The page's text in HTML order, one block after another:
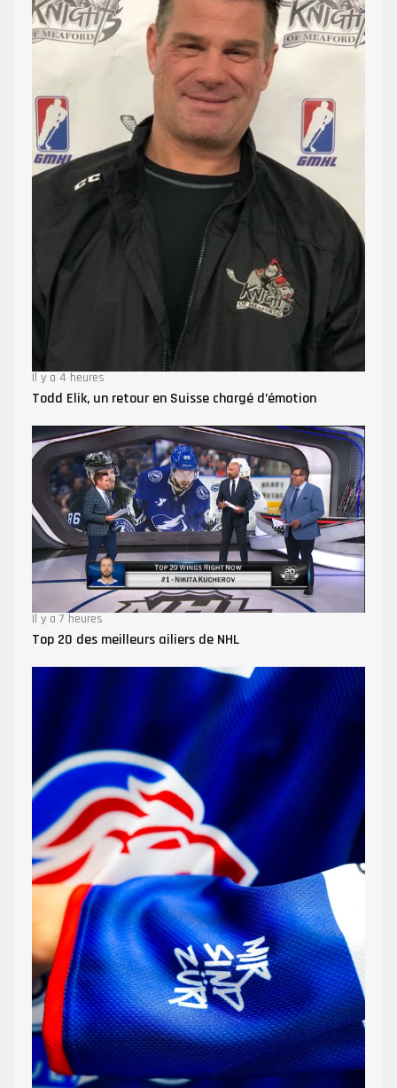
Il y a 4 heures
Todd Elik, un retour en Suisse chargé d’émotion
Il y a 7 heures
Top 20 des meilleurs ailiers de NHL